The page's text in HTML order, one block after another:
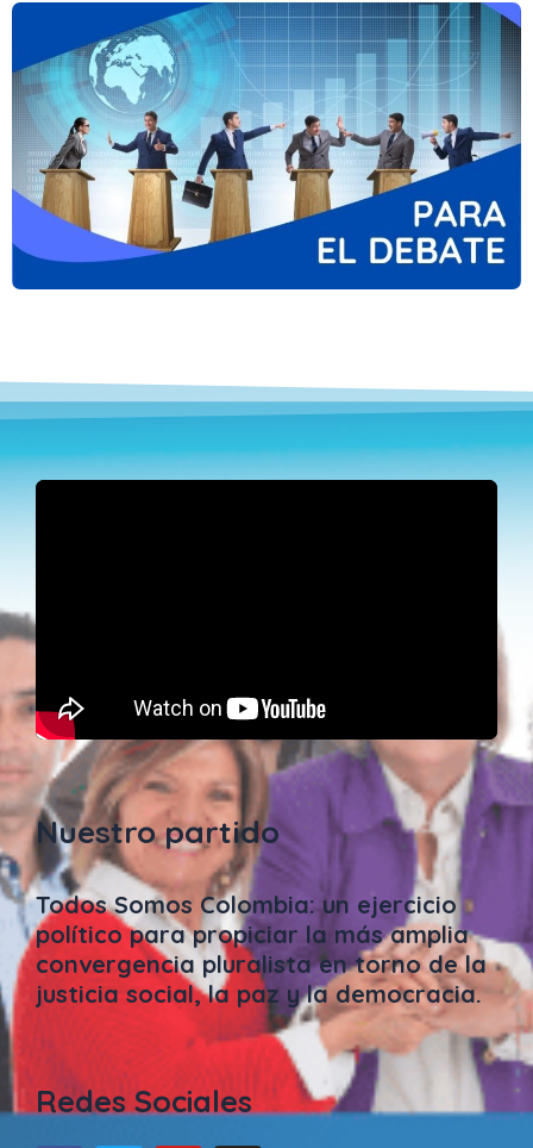
Nuestro partido
Todos Somos Colombia: un ejercicio
político para propiciar la más amplia
convergencia pluralista en torno de la
justicia social, la paz y la democracia.
Redes Sociales